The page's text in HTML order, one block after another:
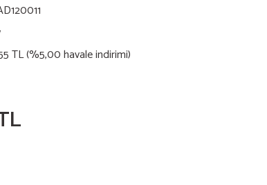
TL (%5,00 havale indirimi)